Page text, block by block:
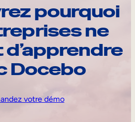
pourquoi
ne
Docebo
votre démo